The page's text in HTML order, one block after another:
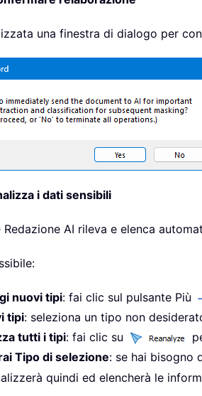
una finestra di dialogo per
i dati sensibili
Redazione AI rileva e elenca
nuovi tipi: fai clic sul pulsante Più
tipi: seleziona un tipo non
tutti i tipi: fai clic su
Tipo di selezione: se hai bisogno
quindi ed elencherà le